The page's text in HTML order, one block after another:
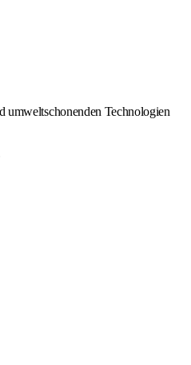
umweltschonenden Technologien